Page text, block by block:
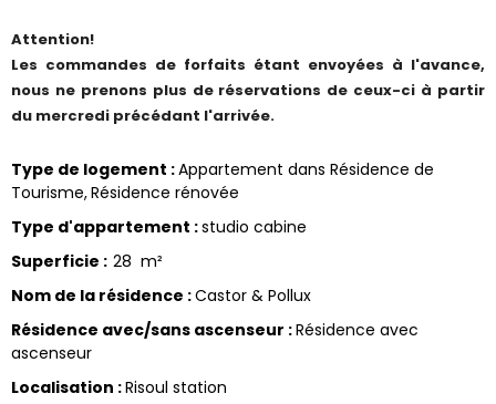
Attention!
Les commandes de forfaits étant envoyées à l'avance,
nous ne prenons plus de réservations de ceux-ci à partir
du mercredi précédant l'arrivée.
Type de logement :Appartement dans Résidence de
Tourisme Résidence rénovée
Type d'appartement :studio cabine
Superficie : 28 m²
Nom de la résidence :Castor & Pollux
Résidence avec/sans ascenseur :Résidence avec
ascenseur
Localisation :Risoul station